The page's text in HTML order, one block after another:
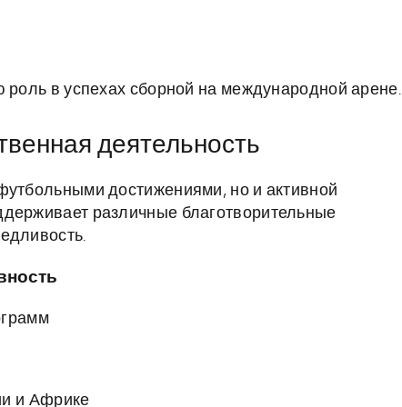
в успехах сборной на международной арене.
деятельность
достижениями, но и активной
различные благотворительные
и Африке